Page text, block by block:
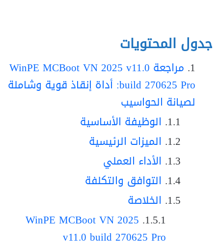
جدول المحتويات
مراجعة WinPE MCBoot VN 2025 v11.0
build 270625 Pro: أداة إنقاذ قوية وشاملة
لصيانة الحواسيب
الوظيفة الأساسية
الميزات الرئيسية
الأداء العملي
التوافق والتكلفة
الخلاصة
WinPE MCBoot VN 2025
v11.0 build 270625 Pro